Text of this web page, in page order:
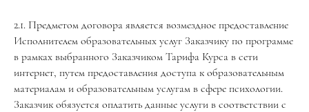
2.1. Предметом договора является возмездное предоставление
Исполнителем образовательных услуг Заказчику по программе
в рамках выбранного Заказчиком Тарифа Курса в сети
интернет, путем предоставления доступа к образовательным
материалам и образовательным услугам в сфере психологии.
Заказчик обязуется оплатить данные услуги в соответствии с